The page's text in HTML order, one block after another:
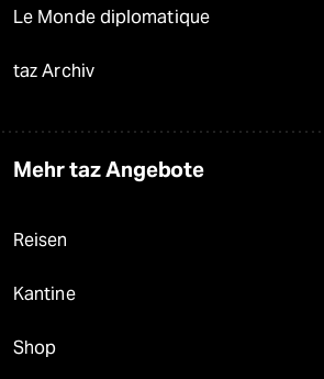
Le Monde diplomatique
taz Archiv
Mehr taz Angebote
Reisen
Kantine
Shop